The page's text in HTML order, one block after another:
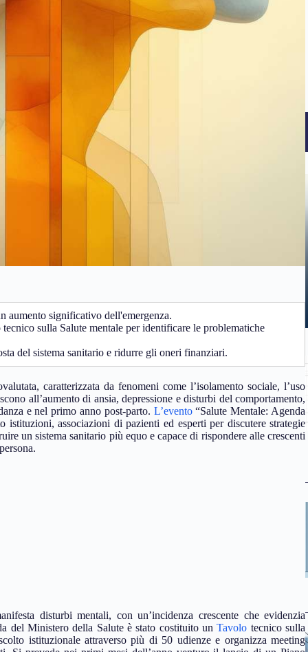
aumento significativo dell'emergenza.
sulla Salute mentale per identificare le problematiche
del sistema sanitario e ridurre gli oneri finanziari.
caratterizzata da fenomeni come l’isolamento sociale, l’uso
all’aumento di ansia, depressione e disturbi del comportamento,
e nel primo anno post-parto. L’evento“Salute Mentale: Agenda
associazioni di pazienti ed esperti per discutere strategie
un sistema sanitario più equo e capace di rispondere alle crescenti
disturbi mentali, con un’incidenza crescente che evidenzia
del Ministero della Salute è stato costituito unTavolo tecnico sulla
istituzionale attraverso più di 50 udienze e organizza meeting